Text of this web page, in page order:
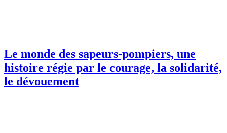
Le monde des sapeurs-pompiers, une
histoire régie par le courage, la solidarité,
le dévouement